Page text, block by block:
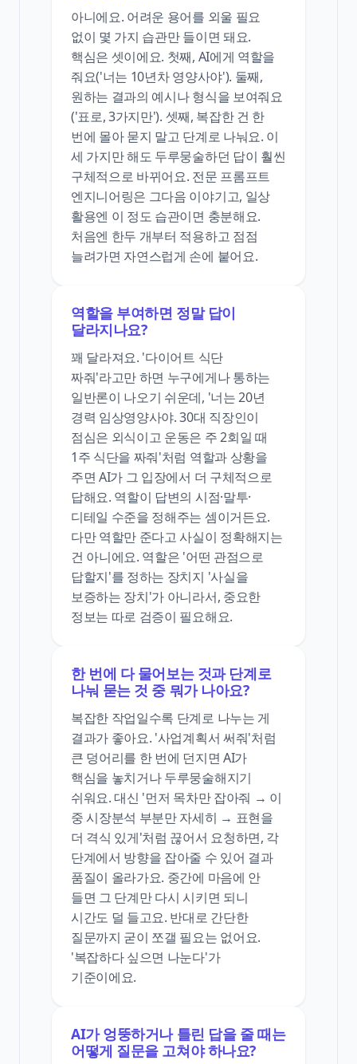
아니에요. 어려운 용어를 외울 필요
없이 몇 가지 습관만 들이면 돼요.
핵심은 셋이에요. 첫째, AI에게 역할을
줘요('너는 10년차 영양사야'). 둘째,
원하는 결과의 예시나 형식을 보여줘요
('표로, 3가지만'). 셋째, 복잡한 건 한
번에 몰아 묻지 말고 단계로 나눠요. 이
세 가지만 해도 두루뭉술하던 답이 훨씬
구체적으로 바뀌어요. 전문 프롬프트
엔지니어링은 그다음 이야기고, 일상
활용엔 이 정도 습관이면 충분해요.
처음엔 한두 개부터 적용하고 점점
늘려가면 자연스럽게 손에 붙어요.
역할을 부여하면 정말 답이
달라지나요?
꽤 달라져요. '다이어트 식단
짜줘'라고만 하면 누구에게나 통하는
일반론이 나오기 쉬운데, '너는 20년
경력 임상영양사야. 30대 직장인이
점심은 외식이고 운동은 주 2회일 때
1주 식단을 짜줘'처럼 역할과 상황을
주면 AI가 그 입장에서 더 구체적으로
답해요. 역할이 답변의 시점·말투·
디테일 수준을 정해주는 셈이거든요.
다만 역할만 준다고 사실이 정확해지는
건 아니에요. 역할은 '어떤 관점으로
답할지'를 정하는 장치지 '사실을
보증하는 장치'가 아니라서, 중요한
정보는 따로 검증이 필요해요.
한 번에 다 물어보는 것과 단계로
나눠 묻는 것 중 뭐가 나아요?
복잡한 작업일수록 단계로 나누는 게
결과가 좋아요. '사업계획서 써줘'처럼
큰 덩어리를 한 번에 던지면 AI가
핵심을 놓치거나 두루뭉술해지기
쉬워요. 대신 '먼저 목차만 잡아줘 → 이
중 시장분석 부분만 자세히 → 표현을
더 격식 있게'처럼 끊어서 요청하면, 각
단계에서 방향을 잡아줄 수 있어 결과
품질이 올라가요. 중간에 마음에 안
들면 그 단계만 다시 시키면 되니
시간도 덜 들고요. 반대로 간단한
질문까지 굳이 쪼갤 필요는 없어요.
'복잡하다 싶으면 나눈다'가
기준이에요.
AI가 엉뚱하거나 틀린 답을 줄 때는
어떻게 질문을 고쳐야 하나요?